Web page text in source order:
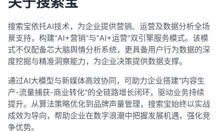
优化转化路径和号召性用语。
6. 实施和监控
制定详细的实施计划和时间表。
优先解决高影响的问题和机会。
根据数据和结果调整策略。
建立持续优化的循环。
总结来说，分析SEO数据并制定优化策略是一个系统
性的过程，它涉及确定关键指标、收集和分析数据、
高网站的搜索可见度和有机流量。
统性的过程，它涉及选择合适的工具、配置审计设
置、运行审计、分析报告、优先级排序和修复问题，
以及验证和监控。通过定期进行技术审计，你可以确
保网站在技术上是健康的，最大限度地提高搜索引擎
爬行和索引效率，并为良好的搜索排名奠定基础。
定期监控和分析外链概况。
制定长期的链接建设策略，而非短期的链接获取。
总结来说，使用SEO工具进行外链分析是了解网站链
接概况、评估竞争 landscape、识别链接机会和监控
可以制定更有效的链接建设策略，提高网站的权威性
和排名潜力。外链分析应该是任何全面SEO策略的重
要组成部分，需要定期进行以适应不断变化的搜索环
境。
改善内容的可读性和用户体验。
内容推广策略
：
制定内容推广计划，增加内容的可见度和参与
度。
识别有效的内容推广渠道。
内容分析的最佳实践
结合定量和定性分析。
关注用户需求和搜索意图。
定期进行内容审计和分析。
7. 综合分析和策略制定
优势和劣势分析：
识别竞争对手的主要优势和劣势。
评估自己网站的相对优势和劣势。
机会和威胁分析 ：
识别可以利用的机会。
评估需要应对的威胁。
差异化策略：
制定差异化的SEO策略，以超越竞争对手。
搜索宝依托AI技术，为企业提供营销、运营及数据分析全场
景支持，构建"AI+营销"与"AI+运营"双引擎服务模式。该模
式不仅配备芯大脑舆情分析系统，更具备用户行为数据的深
度挖掘与精准洞察能力，为企业决策提供数据支撑。
通过AI大模型与新媒体高效协同，可助力企业搭建"内容生
产-流量捕获-商业转化"的全链路增长闭环，驱动业务持续
提升。从算法策略优化到品牌声量管理，搜索宝始终以实战
成效为导向，帮助企业在数字浪潮中把握发展机遇，强化竞
争优势。